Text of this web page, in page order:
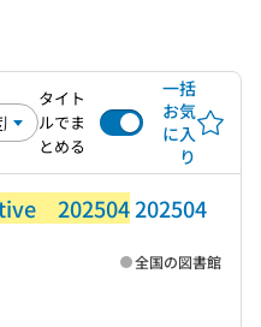
タイト
ルでま
とめる
一括
お気
に入
り
202504202504
全国の図書館